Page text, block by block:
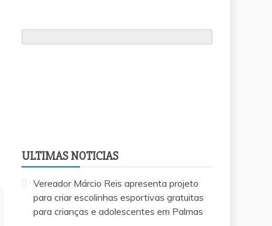
ULTIMAS NOTICIAS
Vereador Márcio Reis apresenta projeto
para criar escolinhas esportivas gratuitas
para crianças e adolescentes em Palmas